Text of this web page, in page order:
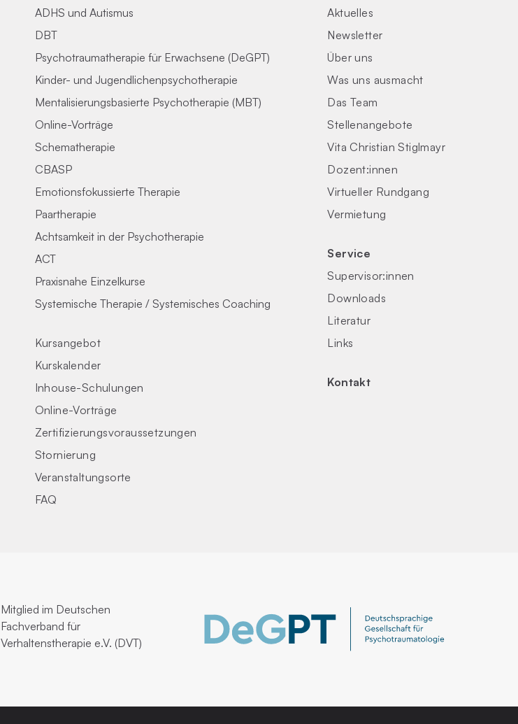
ADHS und Autismus
DBT
Psychotraumatherapie für Erwachsene (DeGPT)
Kinder- und Jugendlichenpsychotherapie
Mentalisierungsbasierte Psychotherapie (MBT)
Online-Vorträge
Schematherapie
CBASP
Emotionsfokussierte Therapie
Paartherapie
Achtsamkeit in der Psychotherapie
ACT
Praxisnahe Einzelkurse
Systemische Therapie / Systemisches Coaching
Kursangebot
Kurskalender
Inhouse-Schulungen
Online-Vorträge
Zertifizierungs­voraus­setzungen
Stornierung
Veranstaltungsorte
FAQ
Aktuelles
Newsletter
Über uns
Was uns ausmacht
Das Team
Stellenangebote
Vita Christian Stiglmayr
Dozent:innen
Virtueller Rundgang
Vermietung
Service
Supervisor:innen
Downloads
Literatur
Links
Kontakt
Mitglied im Deutschen
Fachverband für
Verhaltenstherapie e.V. (DVT)